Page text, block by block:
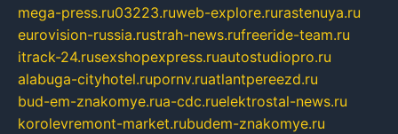
mega-press.ru03223.ruweb-explore.rurastenuya.ru
eurovision-russia.rustrah-news.rufreeride-team.ru
itrack-24.rusexshopexpress.ruautostudiopro.ru
alabuga-cityhotel.rupornv.ruatlantpereezd.ru
bud-em-znakomye.rua-cdc.ruelektrostal-news.ru
korolevremont-market.rubudem-znakomye.ru